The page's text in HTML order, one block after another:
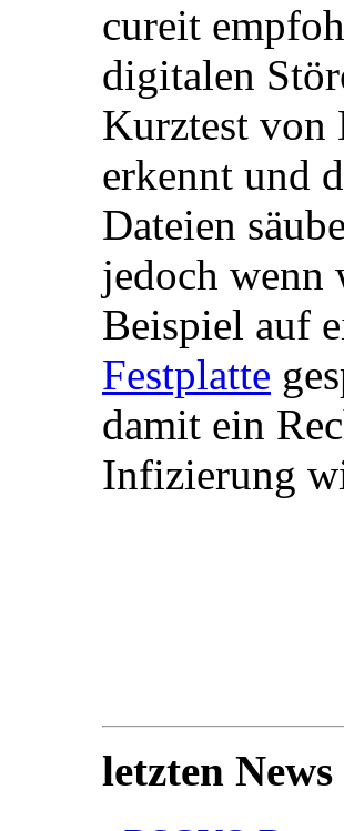
cureit
digitalen
Kurztest von
erkennt und
Dateien
jedoch wenn
Beispiel auf
Festplatte
damit ein
Infizierung
letzten News